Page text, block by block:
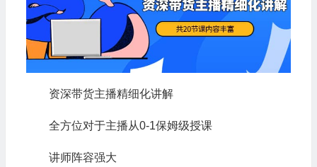
资深带货主播精细化讲解
全方位对于主播从0-1保姆级授课
讲师阵容强大